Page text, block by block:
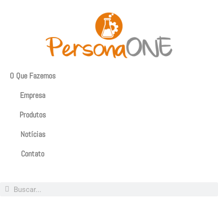
O Que Fazemos
Empresa
Produtos
Notícias
Contato